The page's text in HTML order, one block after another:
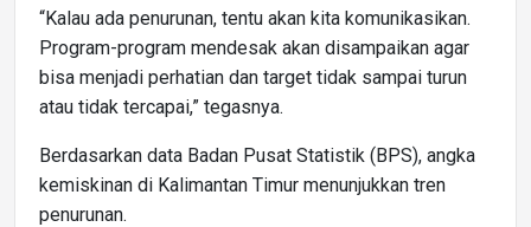
“Kalau ada penurunan, tentu akan kita komunikasikan.
Program-program mendesak akan disampaikan agar
bisa menjadi perhatian dan target tidak sampai turun
atau tidak tercapai,” tegasnya.
Berdasarkan data Badan Pusat Statistik (BPS), angka
kemiskinan di Kalimantan Timur menunjukkan tren
penurunan.